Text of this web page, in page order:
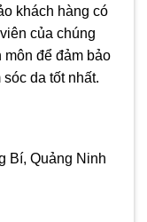
khách hàng có
của chúng
để đảm bảo
da tốt nhất.
Bí, Quảng Ninh